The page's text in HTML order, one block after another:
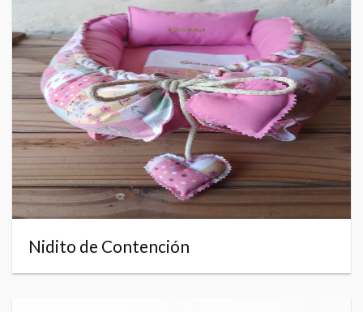
Nidito de Contención